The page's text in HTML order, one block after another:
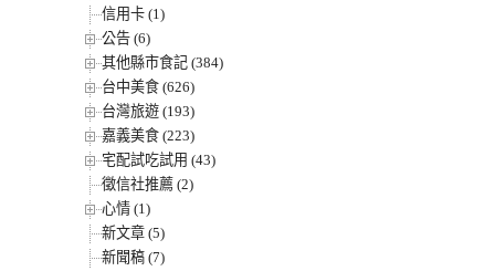
信用卡 (1)
公告 (6)
其他縣市食記 (384)
台中美食 (626)
台灣旅遊 (193)
嘉義美食 (223)
宅配試吃試用 (43)
徵信社推薦 (2)
心情 (1)
新文章 (5)
新聞稿 (7)